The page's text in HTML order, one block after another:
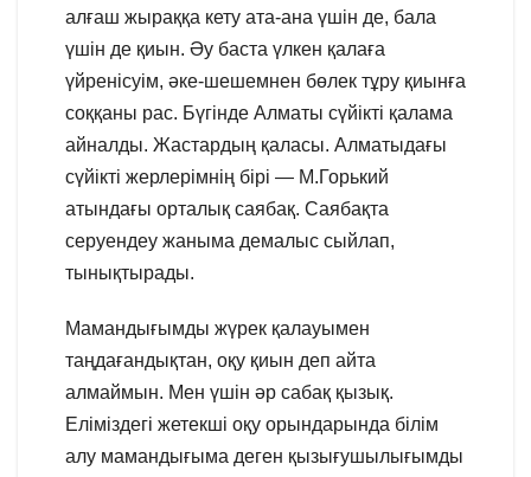
алғаш жыраққа кету ата-ана үшін де, бала
үшін де қиын. Әу баста үлкен қалаға
үйренісуім, әке-шешемнен бөлек тұру қиынға
соққаны рас. Бүгінде Алматы сүйікті қалама
айналды. Жастардың қаласы. Алматыдағы
сүйікті жерлерімнің бірі — М.Горький
атындағы орталық саябақ. Саябақта
серуендеу жаныма демалыс сыйлап,
тынықтырады.
Мамандығымды жүрек қалауымен
таңдағандықтан, оқу қиын деп айта
алмаймын. Мен үшін әр сабақ қызық.
Еліміздегі жетекші оқу орындарында білім
алу мамандығыма деген қызығушылығымды